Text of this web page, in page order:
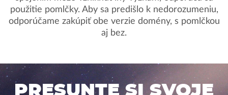
použitie pomlčky. Aby sa predišlo k nedorozumeniu,
odporúčame zakúpiť obe verzie domény, s pomlčkou
aj bez.
PRESUNTE SI SVOJE